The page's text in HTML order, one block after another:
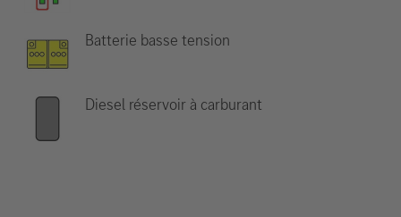
Batterie basse tension
Diesel réservoir à carburant